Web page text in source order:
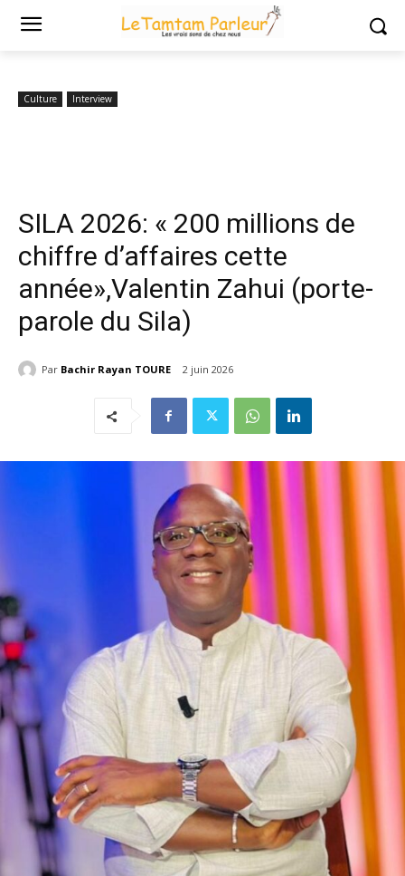
Accueil
SILA 2026: « 200 millions de chiffre d’affaires cette
Culture Interview
SILA 2026: « 200 millions de
chiffre d’affaires cette
année»,Valentin Zahui (porte-
parole du Sila)
Par Bachir Rayan TOURE 2 juin 2026